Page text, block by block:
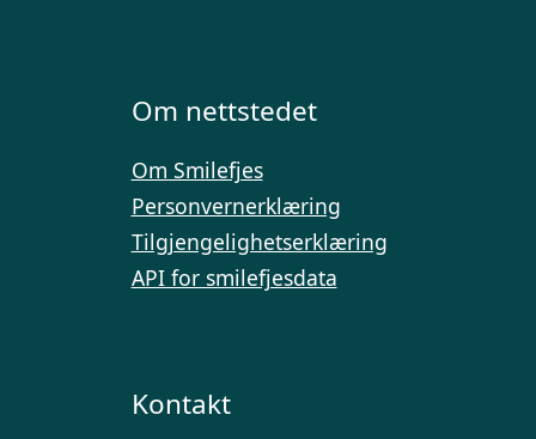
Om nettstedet
Om Smilefjes
Personvernerklæring
Tilgjengelighetserklæring
API for smilefjesdata
Kontakt